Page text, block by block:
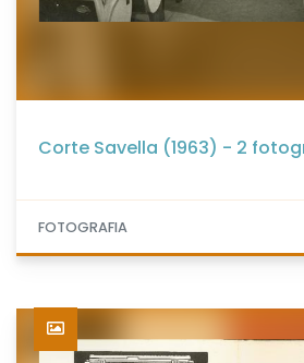
Corte Savella (1963) - 2
FOTOGRAFIA